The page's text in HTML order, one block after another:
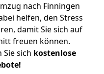
nach Finningen
helfen, den Stress
damit Sie sich auf
freuen können.
sich kostenlose